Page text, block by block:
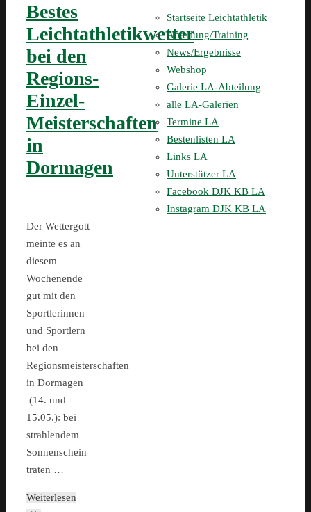
Bestes
Leichtathletikwetter
bei den
Regions-
Einzel-
Meisterschaften
in
Dormagen
Der Wettergott
meinte es an
diesem
Wochenende
gut mit den
Sportlerinnen
und Sportlern
bei den
Regionsmeisterschaften
in Dormagen
(14. und
15.05.): bei
strahlendem
Sonnenschein
traten …
Weiterlesen
Startseite Leichtathletik
Abteilung/Training
News/Ergebnisse
Webshop
Galerie LA-Abteilung
alle LA-Galerien
Termine LA
Bestenlisten LA
Links LA
Unterstützer LA
Facebook DJK KB LA
Instagram DJK KB LA